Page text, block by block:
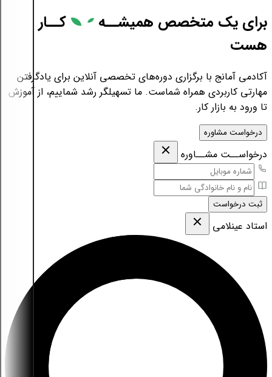
برای یک متخصص همیشــه
کــار
هست
آکادمی آمانج با برگزاری دوره‌های تخصصی آنلاین برای یادگرفتن
مهارتی کاربردی همراه شماست. ما تسهیلگر رشد شماییم، از آموزش
تا ورود به بازار کار.
درخواست مشاوره
درخواســت مشــاوره
ثبت درخواست
استاد عینلامی